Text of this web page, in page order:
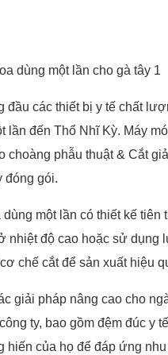
đầu các thiết bị y tế chất
lần đến Thổ Nhĩ Kỳ. Máy
choàng phẫu thuật & Cắt
đóng gói.
một lần có thiết kế
nhiệt độ cao hoặc sử
chế cắt để sản xuất hiệu
giải pháp nâng cao cho
ty, bao gồm đệm đúc y
hiến của họ để đáp ứng